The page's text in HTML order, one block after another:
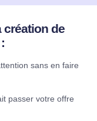
création de
sans en faire
passer votre offre